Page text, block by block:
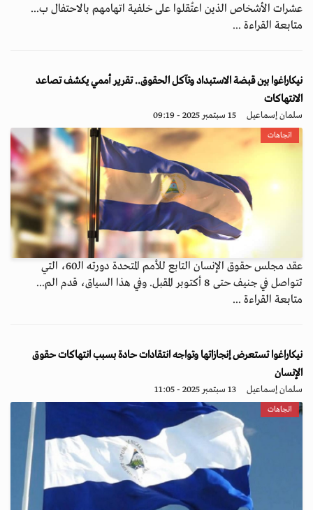
عشرات الأشخاص الذين اعتُقلوا على خلفية اتهامهم بالاحتفال ب...
متابعة القراءة ...
نيكاراغوا بين قبضة الاستبداد وتآكل الحقوق.. تقرير أممي يكشف تصاعد
الانتهاكات
سلمان إسماعيل 15 سبتمبر 2025 - 09:19
اتجاهات
عقد مجلس حقوق الإنسان التابع للأمم المتحدة دورته الـ60، التي
تتواصل في جنيف حتى 8 أكتوبر المقبل. وفي هذا السياق، قدم الم...
متابعة القراءة ...
نيكاراغوا تستعرض إنجازاتها وتواجه انتقادات حادة بسبب انتهاكات حقوق
الإنسان
سلمان إسماعيل 13 سبتمبر 2025 - 11:05
اتجاهات